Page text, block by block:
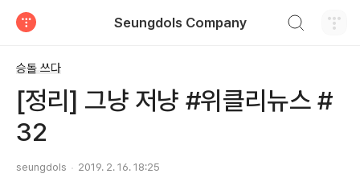
Seungdols Company
승돌 쓰다
[정리] 그냥 저냥 #위클리뉴스 #
32
seungdols 2019. 2. 16. 18:25